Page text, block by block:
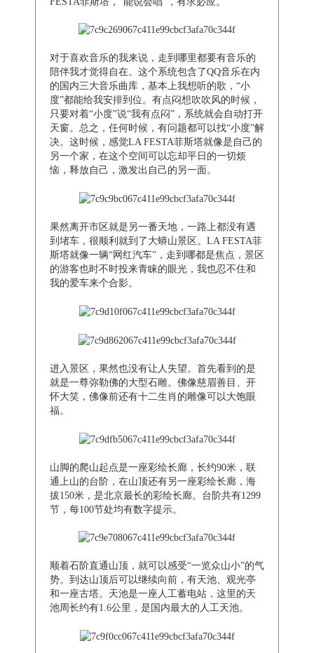
对于喜欢音乐的我来说，走到哪里都要有音乐的
陪伴我才觉得自在。这个系统包含了QQ音乐在内
的国内三大音乐曲库，基本上我想听的歌，“小
度”都能给我安排到位。有点闷想吹吹风的时候，
只要对着“小度”说“我有点闷”，系统就会自动打开
天窗。总之，任何时候，有问题都可以找“小度”解
决。这时候，感觉LA FESTA菲斯塔就像是自己的
另一个家，在这个空间可以忘却平日的一切烦
恼，释放自己，激发出自己的另一面。
果然离开市区就是另一番天地，一路上都没有遇
到堵车，很顺利就到了大蟒山景区。LA FESTA菲
斯塔就像一辆“网红汽车”，走到哪都是焦点，景区
的游客也时不时投来青睐的眼光，我也忍不住和
我的爱车来个合影。
进入景区，果然也没有让人失望。首先看到的是
就是一尊弥勒佛的大型石雕。佛像慈眉善目、开
怀大笑，佛像前还有十二生肖的雕像可以大饱眼
福。
山脚的爬山起点是一座彩绘长廊，长约90米，联
通上山的台阶，在山顶还有另一座彩绘长廊，海
拔150米，是北京最长的彩绘长廊。台阶共有1299
节，每100节处均有数字提示。
顺着石阶直通山顶，就可以感受“一览众山小”的气
势。到达山顶后可以继续向前，有天池、观光亭
和一座古塔。天池是一座人工蓄电站，这里的天
池周长约有1.6公里，是国内最大的人工天池。